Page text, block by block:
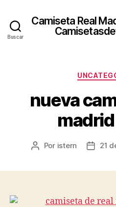
Buscar
Camiseta Real
nueva
Autor
Por istern
Fecha
21